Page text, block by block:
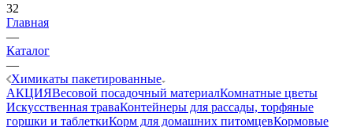
32
Главная
—
Каталог
—
Химикаты пакетированные
АКЦИЯВесовой посадочный материалКомнатные цветы
Искусственная траваКонтейнеры для рассады, торфяные
горшки и таблеткиКорм для домашних питомцевКормовые